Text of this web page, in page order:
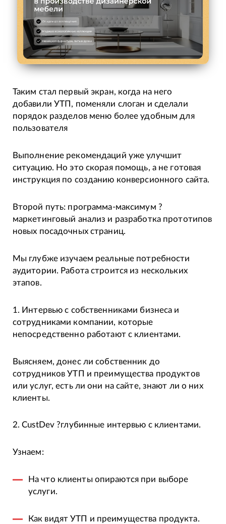
Таким стал первый экран, когда на него
добавили УТП, поменяли слоган и сделали
порядок разделов меню более удобным для
пользователя
Выполнение рекомендаций уже улучшит
ситуацию. Но это скорая помощь, а не готовая
инструкция по созданию конверсионного сайта.
Второй путь: программа-максимум ?
маркетинговый анализ и разработка прототипов
новых посадочных страниц.
Мы глубже изучаем реальные потребности
аудитории. Работа строится из нескольких
этапов.
1. Интервью с собственниками бизнеса и
сотрудниками компании, которые
непосредственно работают с клиентами.
Выясняем, донес ли собственник до
сотрудников УТП и преимущества продуктов
или услуг, есть ли они на сайте, знают ли о них
клиенты.
2. CustDev ?глубинные интервью с клиентами.
Узнаем:
На что клиенты опираются при выборе
услуги.
Как видят УТП и преимущества продукта.